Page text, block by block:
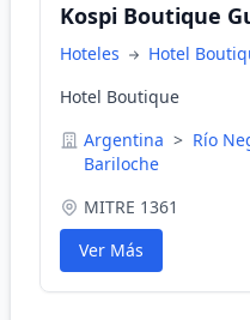
Kospi Boutique
Hoteles
Hotel
Hotel Boutique
Argentina > Río
Bariloche
MITRE 1361
Ver Más